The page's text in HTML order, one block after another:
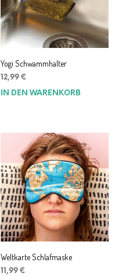
Yogi Schwammhalter
12,99 €
IN DEN WARENKORB
Weltkarte Schlafmaske
11,99 €